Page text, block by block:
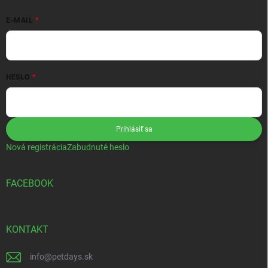
E-MAIL
HESLO
Prihlásiť sa
Nová registráciaZabudnuté heslo
FACEBOOK
KONTAKT
info@petdays.sk